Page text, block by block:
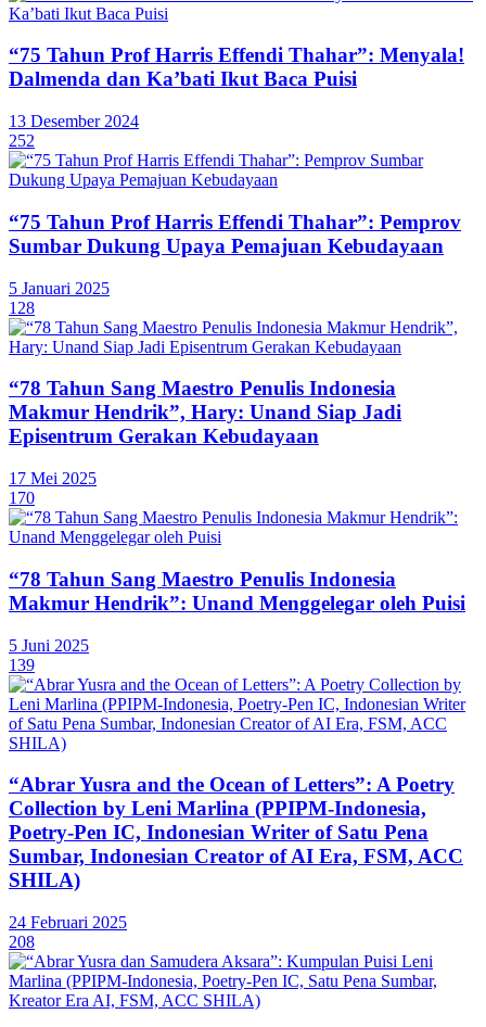
“75 Tahun Prof Harris Effendi Thahar”: Menyala!
Dalmenda dan Ka’bati Ikut Baca Puisi
13 Desember 2024
252
“75 Tahun Prof Harris Effendi Thahar”: Pemprov
Sumbar Dukung Upaya Pemajuan Kebudayaan
5 Januari 2025
128
“78 Tahun Sang Maestro Penulis Indonesia
Makmur Hendrik”, Hary: Unand Siap Jadi
Episentrum Gerakan Kebudayaan
17 Mei 2025
170
“78 Tahun Sang Maestro Penulis Indonesia
Makmur Hendrik”: Unand Menggelegar oleh Puisi
5 Juni 2025
139
“Abrar Yusra and the Ocean of Letters”: A Poetry
Collection by Leni Marlina (PPIPM-Indonesia,
Poetry-Pen IC, Indonesian Writer of Satu Pena
Sumbar, Indonesian Creator of AI Era, FSM, ACC
SHILA)
24 Februari 2025
208